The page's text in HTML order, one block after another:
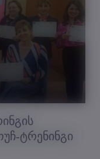
ტრენინგი